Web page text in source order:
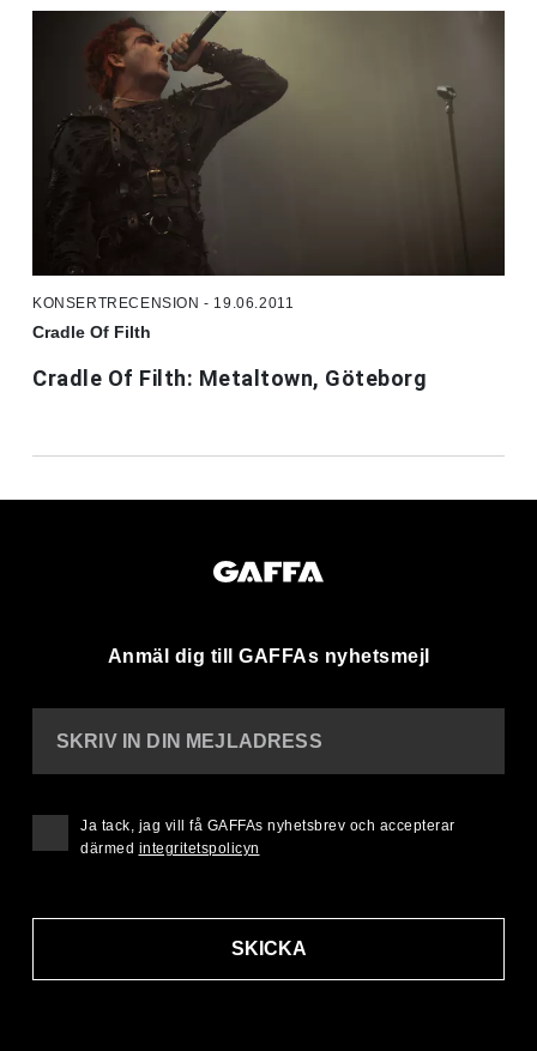
KONSERTRECENSION - 19.06.2011
Cradle Of Filth
Cradle Of Filth: Metaltown, Göteborg
Anmäl dig till GAFFAs nyhetsmejl
SKRIV IN DIN MEJLADRESS
SKICKA
Ja tack, jag vill få GAFFAs nyhetsbrev och accepterar
därmed integritetspolicyn